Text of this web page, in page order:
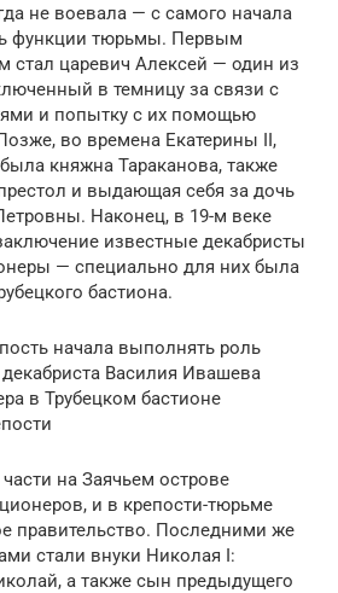
не воевала — с самого начала
функции тюрьмы. Первым
стал царевич Алексей — один из
в темницу за связи с
и попытку с их помощью
во времена Екатерины II,
княжна Тараканова, также
и выдающая себя за дочь
Наконец, в 19-м веке
известные декабристы
— специально для них была
бастиона.
начала выполнять роль
Василия Ивашева
в Трубецком бастионе
на Заячьем острове
и в крепости-тюрьме
правительство. Последними же
стали внуки Николая I:
а также сын предыдущего